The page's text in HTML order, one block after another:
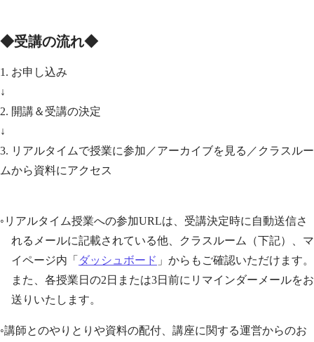
◆受講の流れ◆
1. お申し込み
↓
2. 開講＆受講の決定
↓
3. リアルタイムで授業に参加／アーカイブを見る／クラスルー
ムから資料にアクセス
◦リアルタイム授業への参加URLは、受講決定時に自動送信さ
れるメールに記載されている他、クラスルーム（下記）、マ
イページ内「 ダッシュボード 」からもご確認いただけます。
また、各授業日の2日または3日前にリマインダーメールをお
送りいたします。
◦講師とのやりとりや資料の配付、講座に関する運営からのお